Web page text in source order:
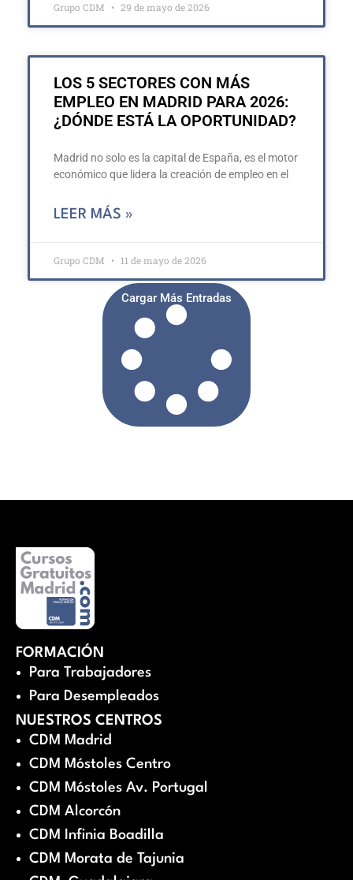
Grupo CDM 29 de mayo de 2026
LOS 5 SECTORES CON MÁS
EMPLEO EN MADRID PARA 2026:
¿DÓNDE ESTÁ LA OPORTUNIDAD?
Madrid no solo es la capital de España, es el motor
económico que lidera la creación de empleo en el
LEER MÁS »
Grupo CDM 11 de mayo de 2026
Cargar Más Entradas
FORMACIÓN
Para Trabajadores
Para Desempleados
NUESTROS CENTROS
CDM Madrid
CDM Móstoles Centro
CDM Móstoles Av. Portugal
CDM Alcorcón
CDM Infinia Boadilla
CDM Morata de Tajunia